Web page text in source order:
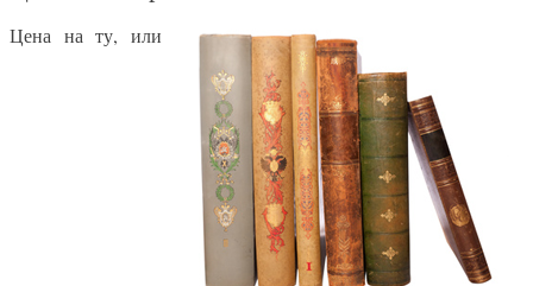
Цена на ту, или